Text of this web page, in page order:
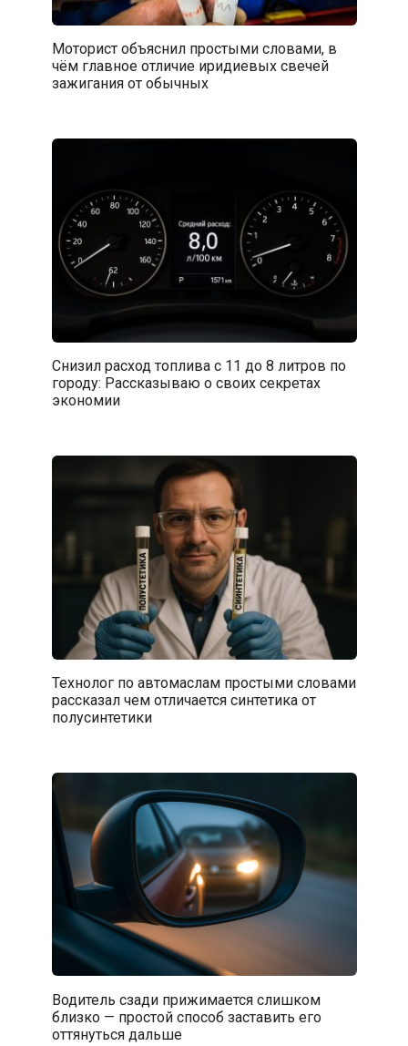
Моторист объяснил простыми словами, в
чём главное отличие иридиевых свечей
зажигания от обычных
Снизил расход топлива с 11 до 8 литров по
городу: Рассказываю о своих секретах
экономии
Технолог по автомаслам простыми словами
рассказал чем отличается синтетика от
полусинтетики
Водитель сзади прижимается слишком
близко — простой способ заставить его
оттянуться дальше